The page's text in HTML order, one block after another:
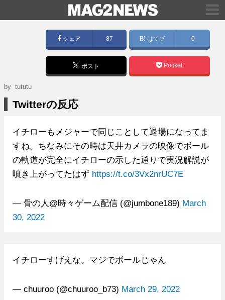
シェア 87 はてブ 0
ポスト Pocket
by tututu
Twitterの反応
イチローもメジャーで同じことして退場になってま
すね。ちなみにその時は天井カメラの映像でボール
の軌道が完全にイチローの示した通りで実況解説が
噴き上がってたはず https://t.co/3Vx2nrUC7E
— 骨の人@時々ゲーム配信 (@jumbone189) March
30, 2022
イチローすげえな。マジでボールじゃん
— chuuroo (@chuuroo_b73) March 29, 2022